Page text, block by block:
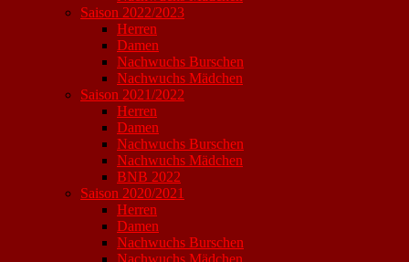
Saison 2022/2023
Herren
Damen
Nachwuchs Burschen
Nachwuchs Mädchen
Saison 2021/2022
Herren
Damen
Nachwuchs Burschen
Nachwuchs Mädchen
BNB 2022
Saison 2020/2021
Herren
Damen
Nachwuchs Burschen
Nachwuchs Mädchen